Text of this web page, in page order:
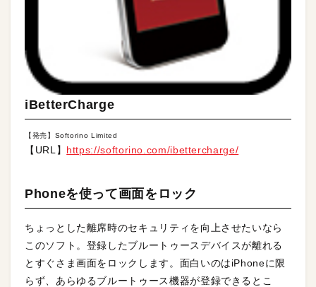
iBetterCharge
【発売】Softorino Limited
【URL】 https://softorino.com/ibettercharge/
Phoneを使って画面をロック
ちょっとした離席時のセキュリティを向上させたいなら
このソフト。登録したブルートゥースデバイスが離れる
とすぐさま画面をロックします。面白いのはiPhoneに限
らず、あらゆるブルートゥース機器が登録できるとこ